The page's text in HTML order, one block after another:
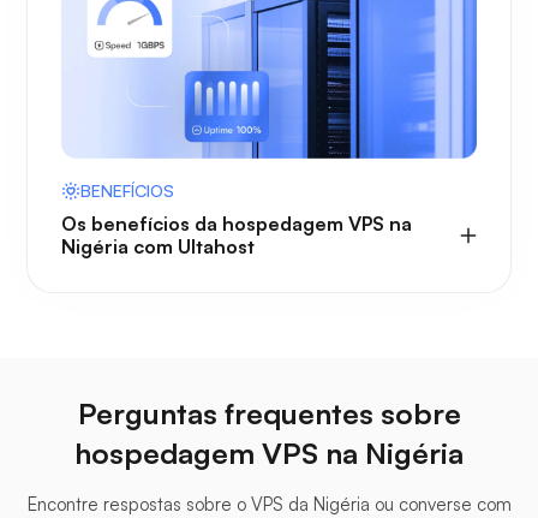
BENEFÍCIOS
Os benefícios da hospedagem VPS na
Nigéria com Ultahost
Perguntas frequentes sobre
hospedagem VPS na Nigéria
Encontre respostas sobre o VPS da Nigéria ou converse com